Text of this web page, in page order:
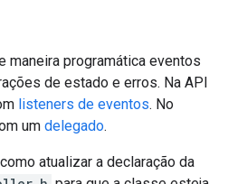
maneira programática eventos
de estado e erros. Na API
listeners de eventos. No
um delegado.
atualizar a declaração da